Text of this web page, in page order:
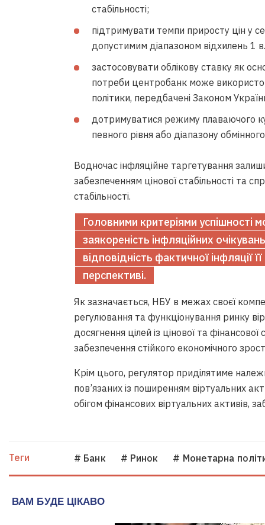
стабільності;
підтримувати темпи приросту цін у
допустимим діапазоном відхилень 1
застосовувати облікову ставку як
потреби центробанк може
політики, передбачені Законом
дотримуватися режиму плаваючого
певного рівня або діапазону
Водночас інфляційне таргетування
забезпеченням цінової стабільності та
стабільності.
Головними критеріями успішності
заякореність інфляційних
відповідність фактичної інфляції
перспективі.
Як зазначається, НБУ в межах своєї
регулювання та функціонування ринку
досягнення цілей із цінової та
забезпечення стійкого економічного
Крім цього, регулятор приділятиме
пов’язаних із поширенням віртуальних
обігом фінансових віртуальних активів,
Теги # Банк # Ринок # Монетарна